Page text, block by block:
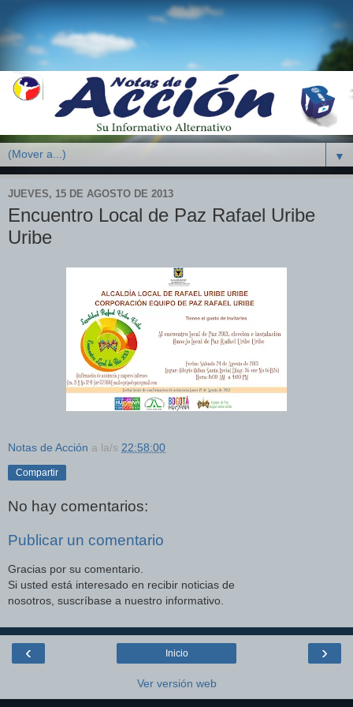
▼
JUEVES, 15 DE AGOSTO DE 2013
Encuentro Local de Paz Rafael Uribe
Uribe
Notas de Acción a la/s 22:58:00
Compartir
No hay comentarios:
Publicar un comentario
Gracias por su comentario.
Si usted está interesado en recibir noticias de
nosotros, suscríbase a nuestro informativo.
‹ ›
Inicio
Ver versión web